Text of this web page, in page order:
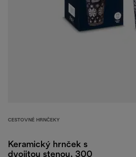
CESTOVNÉ HRNČEKY
Keramický hrnček s
dvojitou stenou, 300